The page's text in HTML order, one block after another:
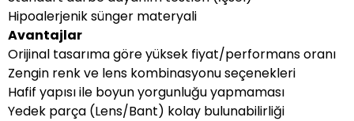
Hipoalerjenik sünger materyali
Avantajlar
Orijinal tasarıma göre yüksek fiyat/performans oranı
Zengin renk ve lens kombinasyonu seçenekleri
Hafif yapısı ile boyun yorgunluğu yapmaması
Yedek parça (Lens/Bant) kolay bulunabilirliği